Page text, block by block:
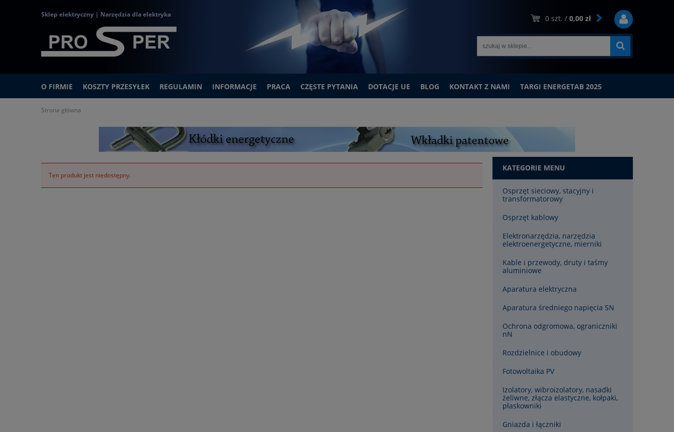
Sklep elektryczny | Narzędzia dla elektryka 0 szt. / 0,00 zł
O FIRMIE KOSZTY PRZESYŁEK REGULAMIN INFORMACJE PRACA CZĘSTE PYTANIA DOTACJE UE BLOG KONTAKT Z NAMI TARGI ENERGETAB 2025
Strona główna
Ten produkt jest niedostępny.
KATEGORIE MENU
Osprzęt sieciowy, stacyjny i
transformatorowy
Osprzęt kablowy
Elektronarzędzia, narzędzia
elektroenergetyczne, mierniki
Kable i przewody, druty i taśmy
aluminiowe
Aparatura elektryczna
Aparatura średniego napięcia SN
Ochrona odgromowa, ograniczniki
nN
Rozdzielnice i obudowy
Fotowoltaika PV
Izolatory, wibroizolatory, nasadki
żeliwne, złącza elastyczne, kołpaki,
płaskowniki
Gniazda i łączniki